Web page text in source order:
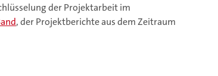
der Projektarbeit im
, der Projektberichte aus dem Zeitraum